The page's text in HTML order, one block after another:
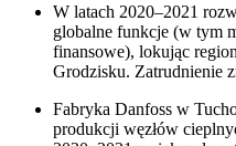
W latach 2020–2021
globalne funkcje (w tym
finansowe), lokując
Grodzisku. Zatrudnienie
Fabryka Danfoss w
produkcji węzłów